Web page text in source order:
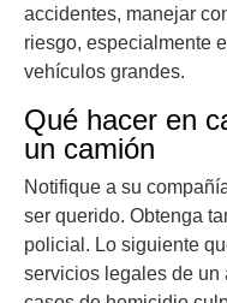
accidentes, manejar
riesgo, especialmente
vehículos grandes.
Qué hacer en
un camión
Notifique a su
ser querido. Obtenga
policial. Lo siguiente
servicios legales de un